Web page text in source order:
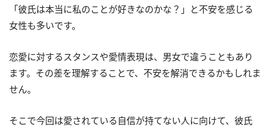
「彼氏は本当に私のことが好きなのかな？」と不安を感じる
女性も多いです。
恋愛に対するスタンスや愛情表現は、男女で違うこともあり
ます。その差を理解することで、不安を解消できるかもしれま
せん。
そこで今回は愛されている自信が持てない人に向けて、彼氏